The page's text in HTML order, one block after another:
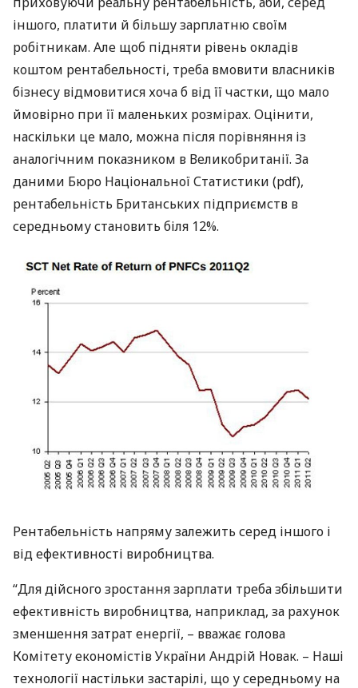
іншого, платити й більшу зарплатню своїм
робітникам. Але щоб підняти рівень окладів
коштом рентабельності, треба вмовити власників
бізнесу відмовитися хоча б від її частки, що мало
ймовірно при її маленьких розмірах. Оцінити,
наскільки це мало, можна після порівняння із
аналогічним показником в Великобританії. За
даними Бюро Національної Статистики (pdf),
рентабельність Британських підприємств в
середньому становить біля 12%.
Рентабельність напряму залежить серед іншого і
від ефективності виробництва.
“Для дійсного зростання зарплати треба збільшити
ефективність виробництва, наприклад, за рахунок
зменшення затрат енергії, – вважає голова
Комітету економістів України Андрій Новак. – Наші
технології настільки застарілі, що у середньому на